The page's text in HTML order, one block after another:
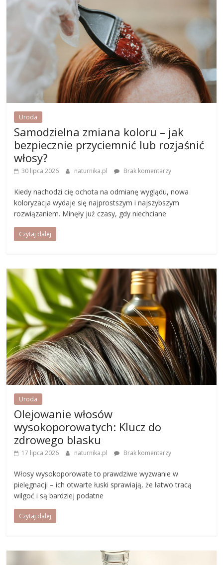
Uroda
Samodzielna zmiana koloru – jak
bezpiecznie przyciemnić lub rozjaśnić
włosy?
30 lipca 2026 naturnika.pl Brak komentarzy
Kiedy nachodzi cię ochota na odmianę wyglądu, nowa
koloryzacja wydaje się najprostszym i najszybszym
rozwiązaniem. Minęły już czasy, gdy niechciane
Czytaj dalej
Uroda
Olejowanie włosów
wysokoporowatych: Klucz do
zdrowego blasku
17 lipca 2026 naturnika.pl Brak komentarzy
Włosy wysokoporowate to prawdziwe wyzwanie w
pielęgnacji – ich otwarte łuski sprawiają, że łatwo tracą
wilgoć i są bardziej podatne
Czytaj dalej